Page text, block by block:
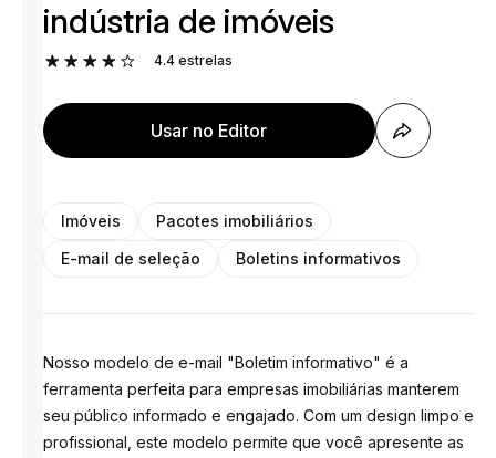
indústria de imóveis
4.4estrelas
Usar no Editor
Imóveis
Pacotes imobiliários
E-mail de seleção
Boletins informativos
Nosso modelo de e-mail "Boletim informativo" é a
ferramenta perfeita para empresas imobiliárias manterem
seu público informado e engajado. Com um design limpo e
profissional, este modelo permite que você apresente as